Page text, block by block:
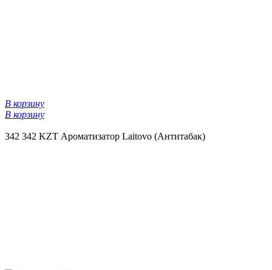
В корзину
В корзину
342 342 KZT Ароматизатор Laitovo (Антитабак)